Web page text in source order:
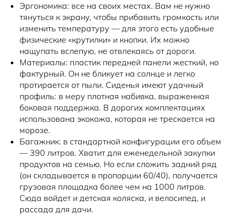
Эргономика: все на своих местах. Вам не нужно
тянуться к экрану, чтобы прибавить громкость или
изменить температуру — для этого есть удобные
физические «крутилки» и кнопки. Их можно
нащупать вслепую, не отвлекаясь от дороги.
Материалы: пластик передней панели жесткий, но
фактурный. Он не бликует на солнце и легко
протирается от пыли. Сиденья имеют удачный
профиль: в меру плотная набивка, выраженная
боковая поддержка. В дорогих комплектациях
использована экокожа, которая не трескается на
морозе.
Багажник: в стандартной конфигурации его объем
— 390 литров. Хватит для еженедельной закупки
продуктов на семью. Но если сложить задний ряд
(он складывается в пропорции 60/40), получается
грузовая площадка более чем на 1000 литров.
Сюда войдет и детская коляска, и велосипед, и
рассада для дачи.